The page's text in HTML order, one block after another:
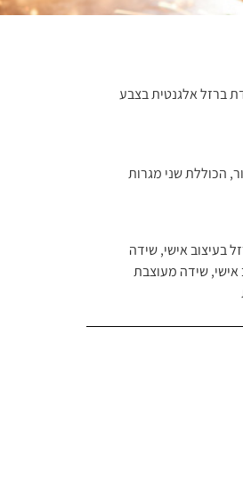
ברזל אלגנטית בצבע
הכוללת שני מגרות
בעיצוב אישי,שידה
,שידה מעוצבת